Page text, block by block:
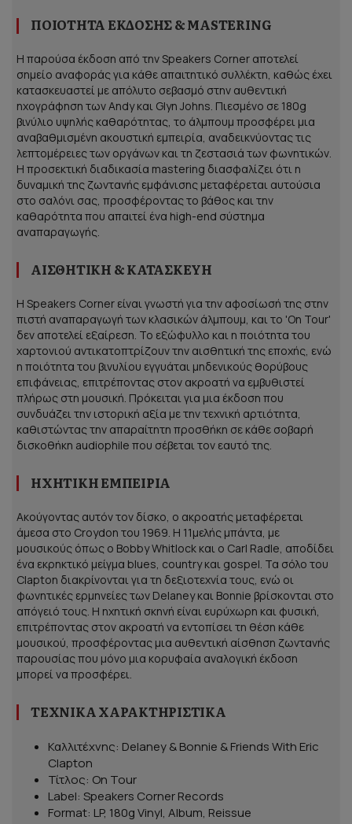
ΠΟΙΌΤΗΤΑ ΈΚΔΟΣΗΣ & MASTERING
Η παρούσα έκδοση από την Speakers Corner αποτελεί
σημείο αναφοράς για κάθε απαιτητικό συλλέκτη, καθώς έχει
κατασκευαστεί με απόλυτο σεβασμό στην αυθεντική
ηχογράφηση των Andy και Glyn Johns. Πιεσμένο σε 180g
βινύλιο υψηλής καθαρότητας, το άλμπουμ προσφέρει μια
αναβαθμισμένη ακουστική εμπειρία, αναδεικνύοντας τις
λεπτομέρειες των οργάνων και τη ζεστασιά των φωνητικών.
Η προσεκτική διαδικασία mastering διασφαλίζει ότι η
δυναμική της ζωντανής εμφάνισης μεταφέρεται αυτούσια
στο σαλόνι σας, προσφέροντας το βάθος και την
καθαρότητα που απαιτεί ένα high-end σύστημα
αναπαραγωγής.
ΑΙΣΘΗΤΙΚΉ & ΚΑΤΑΣΚΕΥΉ
Η Speakers Corner είναι γνωστή για την αφοσίωσή της στην
πιστή αναπαραγωγή των κλασικών άλμπουμ, και το 'On Tour'
δεν αποτελεί εξαίρεση. Το εξώφυλλο και η ποιότητα του
χαρτονιού αντικατοπτρίζουν την αισθητική της εποχής, ενώ
η ποιότητα του βινυλίου εγγυάται μηδενικούς θορύβους
επιφάνειας, επιτρέποντας στον ακροατή να εμβυθιστεί
πλήρως στη μουσική. Πρόκειται για μια έκδοση που
συνδυάζει την ιστορική αξία με την τεχνική αρτιότητα,
καθιστώντας την απαραίτητη προσθήκη σε κάθε σοβαρή
δισκοθήκη audiophile που σέβεται τον εαυτό της.
ΗΧΗΤΙΚΉ ΕΜΠΕΙΡΊΑ
Ακούγοντας αυτόν τον δίσκο, ο ακροατής μεταφέρεται
άμεσα στο Croydon του 1969. Η 11μελής μπάντα, με
μουσικούς όπως ο Bobby Whitlock και ο Carl Radle, αποδίδει
ένα εκρηκτικό μείγμα blues, country και gospel. Τα σόλο του
Clapton διακρίνονται για τη δεξιοτεχνία τους, ενώ οι
φωνητικές ερμηνείες των Delaney και Bonnie βρίσκονται στο
απόγειό τους. Η ηχητική σκηνή είναι ευρύχωρη και φυσική,
επιτρέποντας στον ακροατή να εντοπίσει τη θέση κάθε
μουσικού, προσφέροντας μια αυθεντική αίσθηση ζωντανής
παρουσίας που μόνο μια κορυφαία αναλογική έκδοση
μπορεί να προσφέρει.
ΤΕΧΝΙΚΆ ΧΑΡΑΚΤΗΡΙΣΤΙΚΆ
Καλλιτέχνης: Delaney & Bonnie & Friends With Eric
Clapton
Τίτλος: On Tour
Label: Speakers Corner Records
Format: LP, 180g Vinyl, Album, Reissue